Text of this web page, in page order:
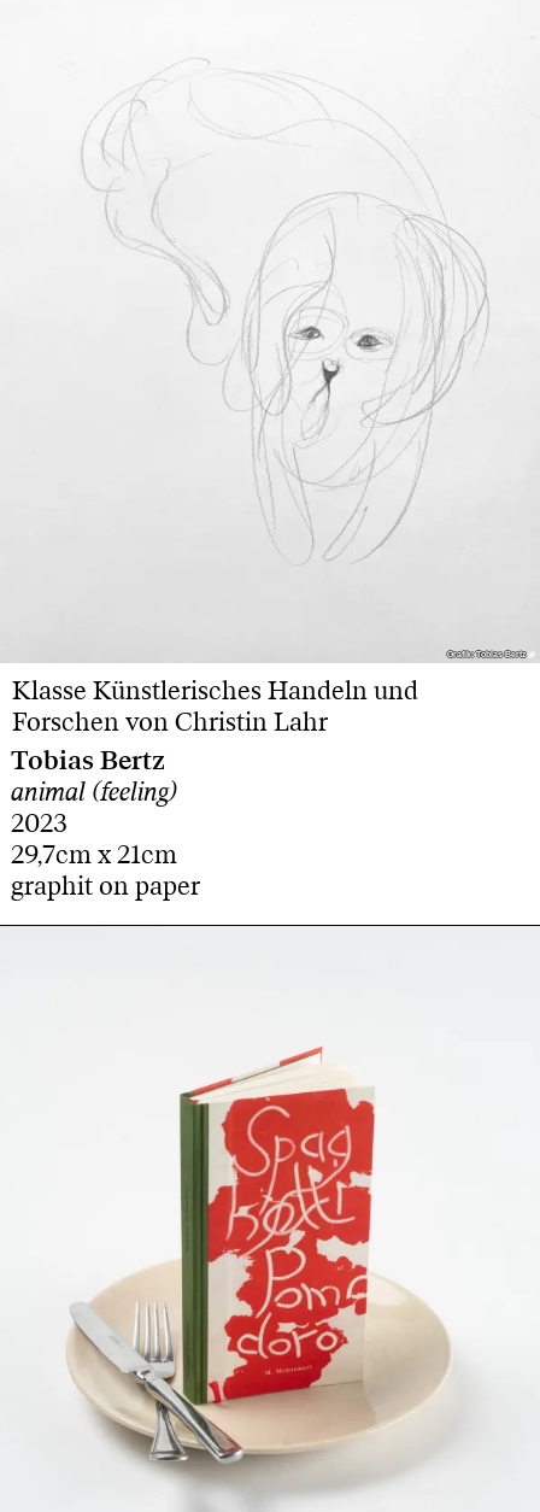
Grafik: Tobias Bertz
Grafik: Tobias Bertz
Klasse Künstlerisches Handeln und
Forschen von Christin Lahr
Tobias Bertz
animal (feeling)
2023
29,7cm x 21cm
graphit on paper